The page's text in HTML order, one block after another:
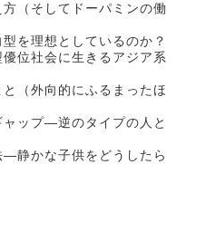
（そしてドーパミンの働
を理想としているのか？
位社会に生きるアジア系
（外向的にふるまったほ
ップ―逆のタイプの人と
静かな子供をどうしたら